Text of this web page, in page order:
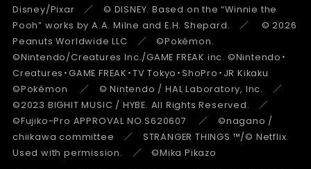
Disney/Pixar ／ © DISNEY. Based on the “Winnie the
Pooh” works by A.A. Milne and E.H. Shepard. ／ © 2026
Peanuts Worldwide LLC ／ ©Pokémon.
©Nintendo/Creatures Inc./GAME FREAK inc. ©Nintendo・
Creatures・GAME FREAK・TV Tokyo・ShoPro・JR Kikaku
©Pokémon ／ © Nintendo / HAL Laboratory, Inc. ／
©2023 BIGHIT MUSIC / HYBE. All Rights Reserved. ／
©Fujiko-Pro APPROVAL NO.S620607 ／ ©nagano /
chiikawa committee ／ STRANGER THINGS ™/© Netflix.
Used with permission. ／ ©Mika Pikazo